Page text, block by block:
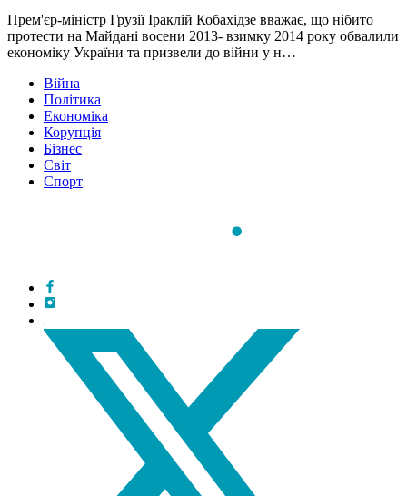
Прем'єр-міністр Грузії Іраклій Кобахідзе вважає, що нібито
протести на Майдані восени 2013- взимку 2014 року обвалили
економіку України та призвели до війни у н…
Війна
Політика
Економіка
Корупція
Бізнес
Світ
Спорт